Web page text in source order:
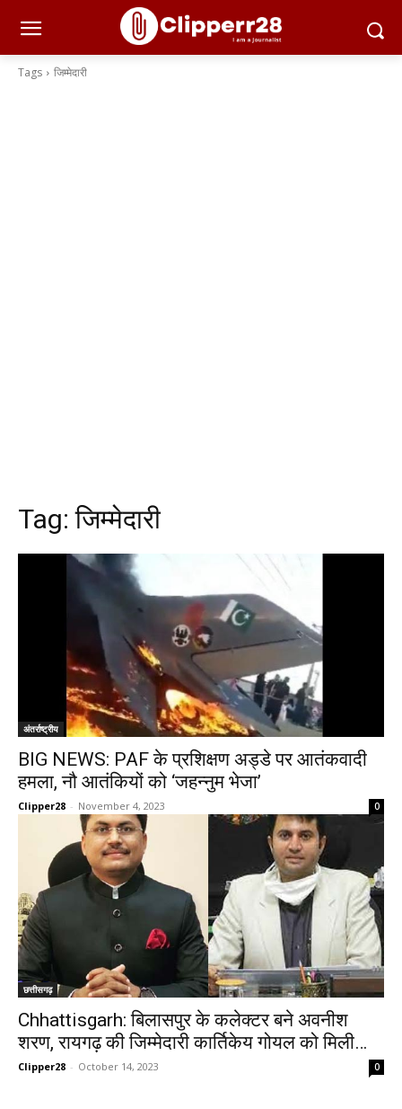
Tags जिम्मेदारी
Tag:जिम्मेदारी
अंतर्राष्ट्रीय
BIG NEWS: PAF के प्रशिक्षण अड्डे पर आतंकवादी
हमला, नौ आतंकियों को ‘जहन्नुम भेजा’
Clipper28 - November 4, 2023 0
छत्तीसगढ़
Chhattisgarh: बिलासपुर के कलेक्टर बने अवनीश
शरण, रायगढ़ की जिम्मेदारी कार्तिकेय गोयल को मिली…
Clipper28 - October 14, 2023 0